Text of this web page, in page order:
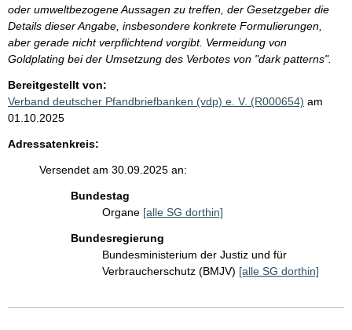
oder umweltbezogene Aussagen zu treffen, der Gesetzgeber die
Details dieser Angabe, insbesondere konkrete Formulierungen,
aber gerade nicht verpflichtend vorgibt. Vermeidung von
Goldplating bei der Umsetzung des Verbotes von "dark patterns".
Bereitgestellt von:
Verband deutscher Pfandbriefbanken (vdp) e. V. (R000654) am
01.10.2025
Adressatenkreis:
Versendet am 30.09.2025 an:
Bundestag
Organe [alle SG dorthin]
Bundesregierung
Bundesministerium der Justiz und für
Verbraucherschutz (BMJV) [alle SG dorthin]